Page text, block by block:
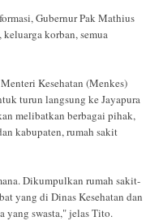
Gubernur Pak Mathius
korban, semua
Kesehatan (Menkes)
turun langsung ke Jayapura
melibatkan berbagai pihak,
kabupaten, rumah sakit
Dikumpulkan rumah sakit-
yang di Dinas Kesehatan dan
yang swasta," jelas Tito.